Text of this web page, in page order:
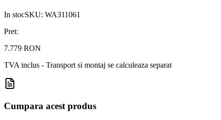
In stocSKU: WA311061
Pret:
7.779 RON
TVA inclus - Transport si montaj se calculeaza separat
Cumpara acest produs